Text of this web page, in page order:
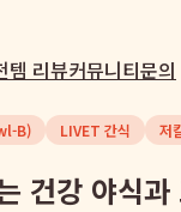
템 리뷰커뮤니티문의
B) LIVET 간식 저
건강 야식